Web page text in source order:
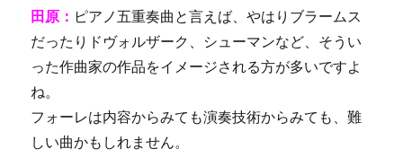
田原： ピアノ五重奏曲と言えば、やはりブラームス
だったりドヴォルザーク、シューマンなど、そうい
った作曲家の作品をイメージされる方が多いですよ
ね。
フォーレは内容からみても演奏技術からみても、難
しい曲かもしれません。